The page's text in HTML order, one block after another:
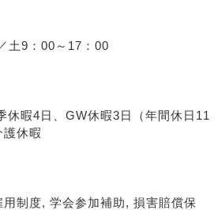
土9：00～17：00
休暇4日、GW休暇3日（年間休日11
休暇
制度, 学会参加補助, 損害賠償保